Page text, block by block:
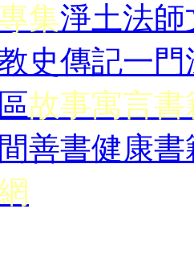
集淨土法師
史傳記一門
故事寓言書
善書健康書